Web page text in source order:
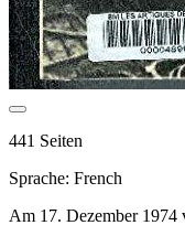
441 Seiten
Sprache: French
Am 17. Dezember